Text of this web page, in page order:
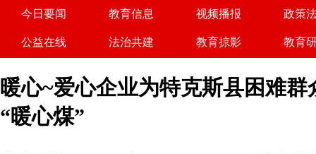
今日要闻 教育信息 视频播报 政策
公益在线 法治共建 教育掠影 教育
暖心~爱心企业为特克斯县困难群
“暖心煤”